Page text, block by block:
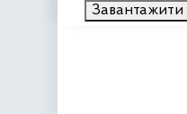
Завантажити